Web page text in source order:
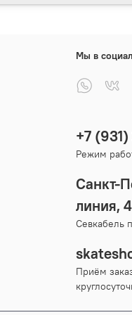
Мы в
+7
Режим
Санкт-
линия,
Севкабель
Приём